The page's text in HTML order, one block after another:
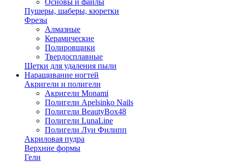
Основы и файлы
Пушеры, шаберы, кюретки
Фрезы
Алмазные
Керамические
Полировщики
Твердосплавные
Щетки для удаления пыли
Наращивание ногтей
Акригели и полигели
Акригели Monami
Полигели Apelsinko Nails
Полигели BeautyBox48
Полигели LunaLine
Полигели Луи Филипп
Акриловая пудра
Верхние формы
Гели